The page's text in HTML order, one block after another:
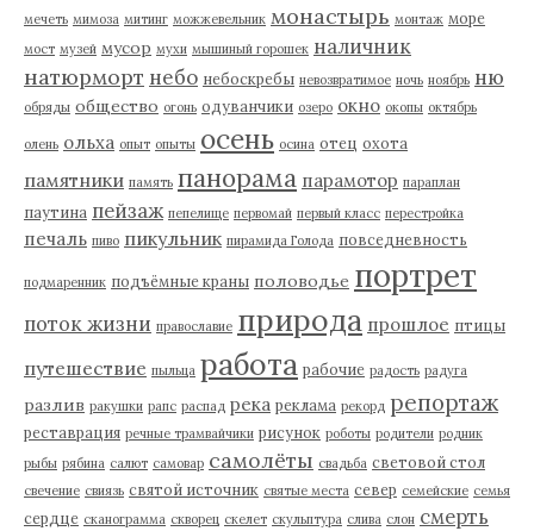
мечеть мимоза митинг можжевельник монастырь монтаж море
мост музей мусор мухи мышиный горошек наличник
натюрморт небо небоскребы невозвратимое ночь ноябрь ню
обряды общество огонь одуванчики озеро окно окопы октябрь
олень ольха опыт опыты осень осина отец охота
памятники память панорама парамотор параплан
паутина пейзаж пепелище первомай первый класс перестройка
печаль пиво пикульник пирамида Голода повседневность
подмаренник подъёмные краны половодье портрет
поток жизни православие природа прошлое птицы
путешествие пыльца работа рабочие радость радуга
разлив ракушки рапс распад река реклама рекорд репортаж
реставрация речные трамвайчики рисунок роботы родители родник
рыбы рябина салют самовар самолёты свадьба световой стол
свечение свиязь святой источник святые места север семейские семья
сердце сканограмма скворец скелет скульптура слива слон смерть